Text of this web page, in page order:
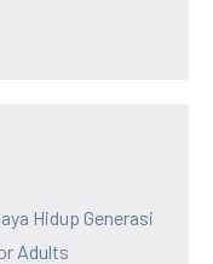
Hidup Generasi
Adults